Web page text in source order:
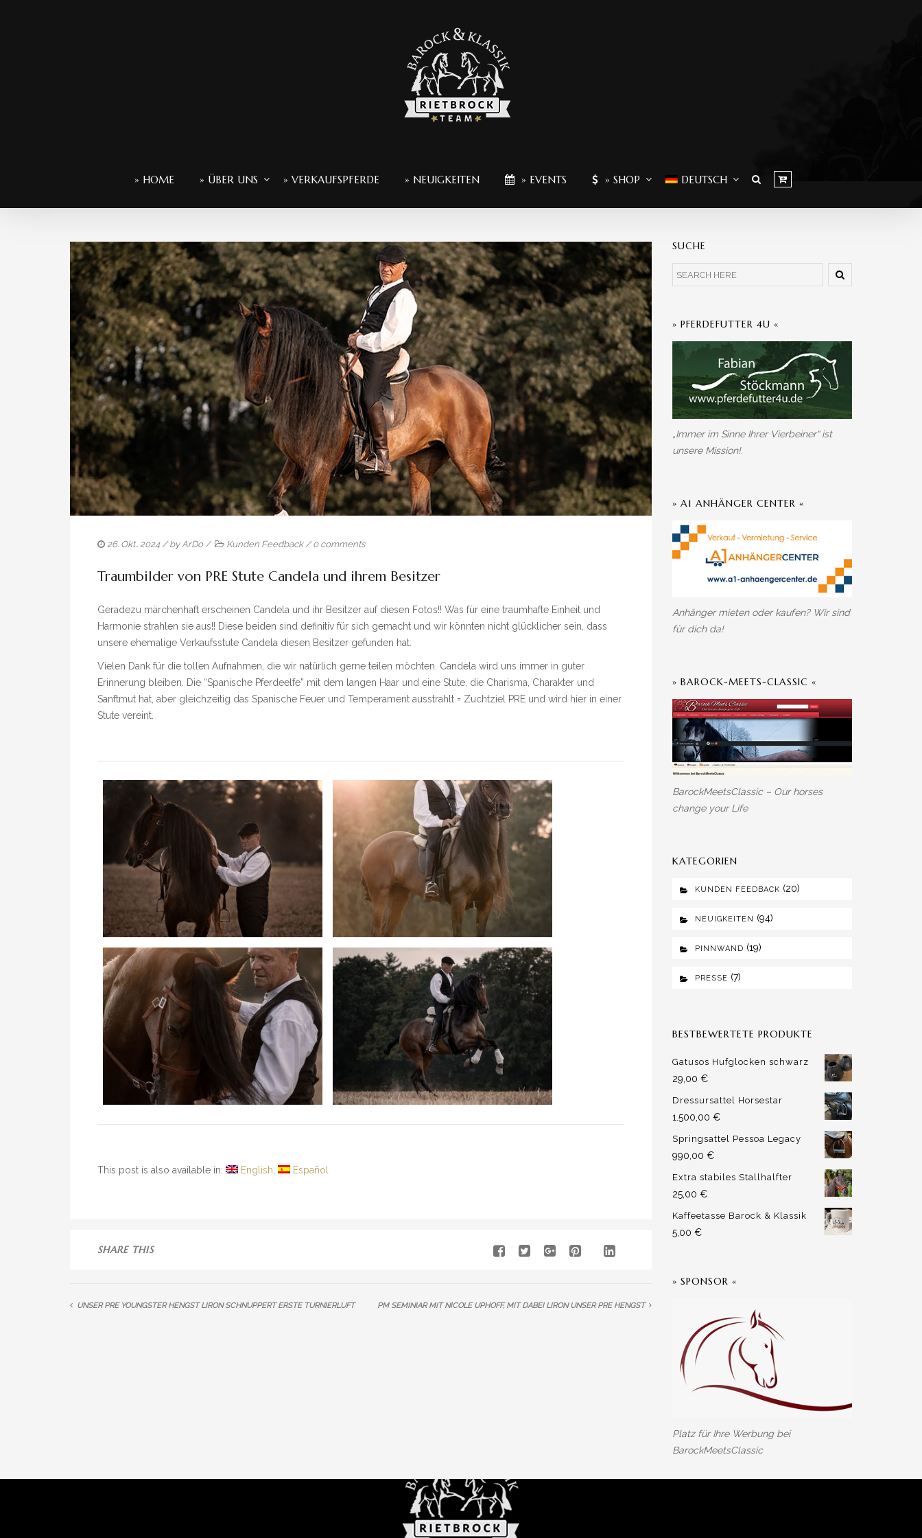
» HOME » ÜBER UNS » VERKAUFSPFERDE » NEUIGKEITEN » EVENTS » SHOP DEUTSCH
26. Okt.. 2024 / by ArDo / Kunden Feedback/0 comments
Traumbilder von PRE Stute Candela und ihrem Besitzer
Geradezu märchenhaft erscheinen Candela und ihr Besitzer auf diesen Fotos!! Was für eine traumhafte Einheit und
Harmonie strahlen sie aus!! Diese beiden sind definitiv für sich gemacht und wir könnten nicht glücklicher sein, dass
unsere ehemalige Verkaufsstute Candela diesen Besitzer gefunden hat.
Vielen Dank für die tollen Aufnahmen, die wir natürlich gerne teilen möchten. Candela wird uns immer in guter
Erinnerung bleiben. Die “Spanische Pferdeelfe” mit dem langen Haar und eine Stute, die Charisma, Charakter und
Sanftmut hat, aber gleichzeitig das Spanische Feuer und Temperament ausstrahlt = Zuchtziel PRE und wird hier in einer
Stute vereint.
This post is also available in: English Español
SHARE THIS
UNSER PRE YOUNGSTER HENGST LIRON SCHNUPPERT ERSTE TURNIERLUFT PM SEMINIAR MIT NICOLE UPHOFF, MIT DABEI LIRON UNSER PRE HENGST
SUCHE
» PFERDEFUTTER 4U «
„Immer im Sinne Ihrer Vierbeiner“ ist
unsere Mission!.
» A1 ANHÄNGER CENTER «
Anhänger mieten oder kaufen? Wir sind
für dich da!
» BAROCK-MEETS-CLASSIC «
BarockMeetsClassic – Our horses
change your Life
KATEGORIEN
KUNDEN FEEDBACK (20)
NEUIGKEITEN (94)
PINNWAND (19)
PRESSE (7)
BESTBEWERTETE PRODUKTE
Gatusos Hufglocken schwarz
29,00 €
Dressursattel Horsestar
1.500,00 €
Springsattel Pessoa Legacy
990,00 €
Extra stabiles Stallhalfter
25,00 €
Kaffeetasse Barock & Klassik
5,00 €
» SPONSOR «
Platz für Ihre Werbung bei
BarockMeetsClassic
» INFORMATION » SHOP INFO » INFORMATION » SPRACHE WÄHLEN
Deutsch
English
Englisch
Español
Spanisch